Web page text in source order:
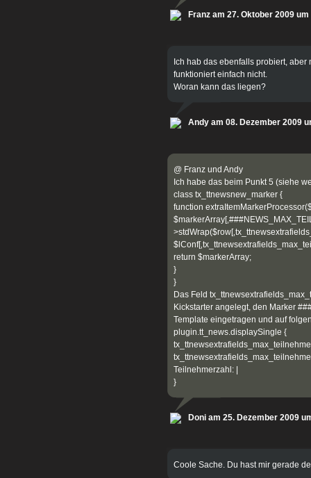
Franz am 27. Oktober 2009
Ich hab das ebenfalls probiert, aber
funktioniert einfach nicht.
Woran kann das liegen?
Andy am 08. Dezember 2009
@ Franz und Andy
Ich habe das beim Punkt 5 (siehe
class tx_ttnewsnew_marker {
function
return $markerArray;
}
}
Das Feld
Kickstarter angelegt, den Marker
Template eingetragen und auf
plugin.tt_news.displaySingle {
Teilnehmerzahl: |
}
Doni am 25. Dezember 2009
Coole Sache. Du hast mir gerade